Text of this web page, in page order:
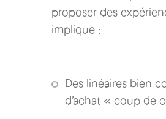
proposer des
implique :
Des linéaires bien
d’achat « coup de